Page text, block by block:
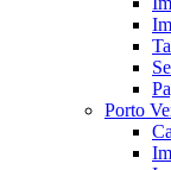
Porto